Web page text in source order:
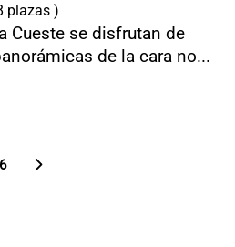
plazas )
Cueste se disfrutan de
de la cara no...
6